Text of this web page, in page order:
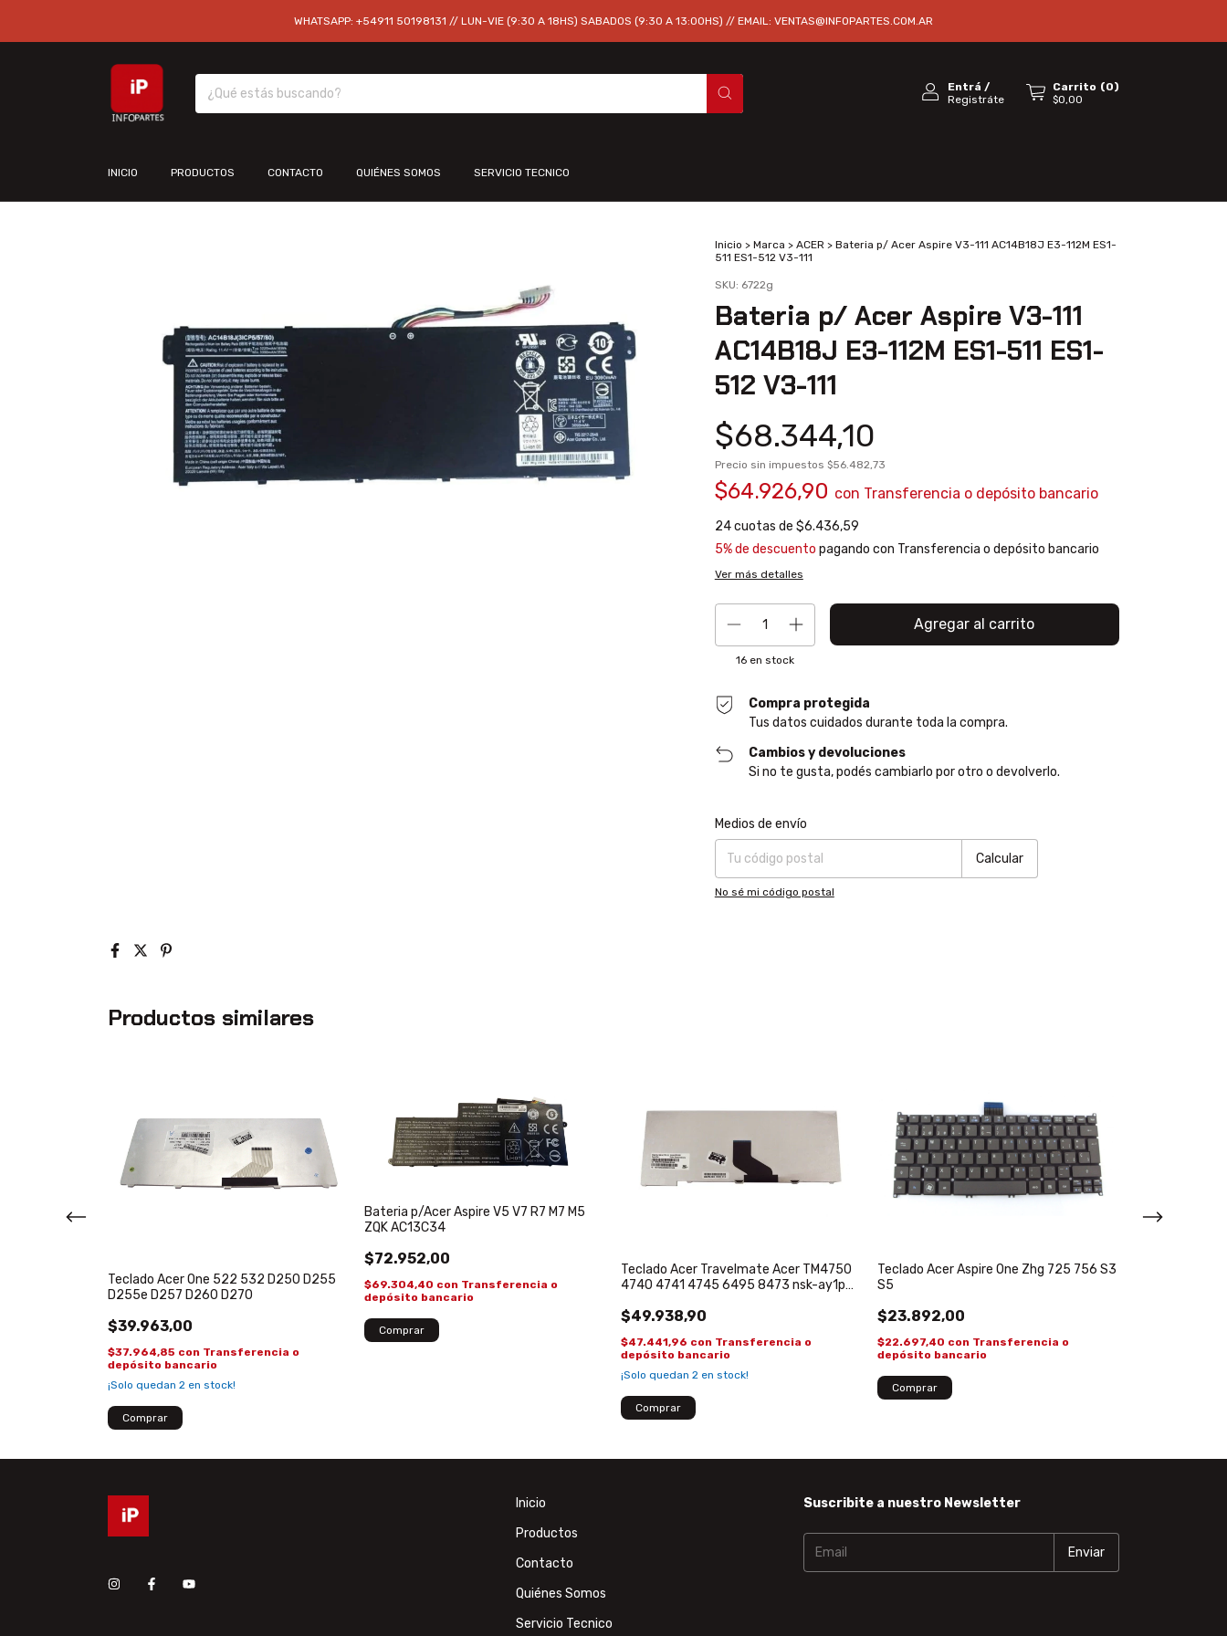
WHATSAPP: +54911 50198131 // LUN-VIE (9:30 A 18HS) SABADOS (9:30 A 13:00HS) // EMAIL: VENTAS@INFOPARTES.COM.AR
Entrá /
Registráte
Carrito (0)
$0,00
INICIO PRODUCTOS CONTACTO QUIÉNES SOMOS SERVICIO TECNICO
Inicio > Marca > ACER > Bateria p/ Acer Aspire V3-111 AC14B18J E3-112M ES1-
511 ES1-512 V3-111
SKU: 6722g
Bateria p/ Acer Aspire V3-111
AC14B18J E3-112M ES1-511 ES1-
512 V3-111
$68.344,10
Precio sin impuestos $56.482,73
$64.926,90 con Transferencia o depósito bancario
24cuotas de $6.436,59
5% de descuento pagando con Transferencia o depósito bancario
Ver más detalles
16en stock
Compra protegida
Tus datos cuidados durante toda la compra.
Cambios y devoluciones
Si no te gusta, podés cambiarlo por otro o devolverlo.
Entregas para el CP:
Medios de envío
Calcular
No sé mi código postal
Productos similares
Teclado Acer One 522 532 D250 D255
D255e D257 D260 D270
$39.963,00
$37.964,85 con Transferencia o
depósito bancario
¡Solo quedan 2 en stock!
Bateria p/Acer Aspire V5 V7 R7 M7 M5
ZQK AC13C34
$72.952,00
$69.304,40 con Transferencia o
depósito bancario
Teclado Acer Travelmate Acer TM4750
4740 4741 4745 6495 8473 nsk-ay1pw
$49.938,90
$47.441,96 con Transferencia o
depósito bancario
¡Solo quedan 2 en stock!
Teclado Acer Aspire One Zhg 725 756 S3
S5
$23.892,00
$22.697,40 con Transferencia o
depósito bancario
Inicio
Productos
Contacto
Quiénes Somos
Servicio Tecnico
Suscribite a nuestro Newsletter